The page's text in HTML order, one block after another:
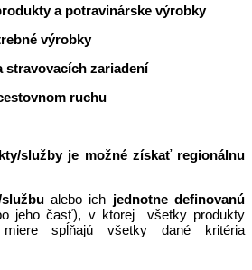
a potravinárske výrobky
výrobky
stravovacích zariadení
ruchu
služby je možné získať regionálnu
alebo ich jednotne definovanú
jeho časť), v ktorej všetky produkty
spĺňajú všetky dané kritéria